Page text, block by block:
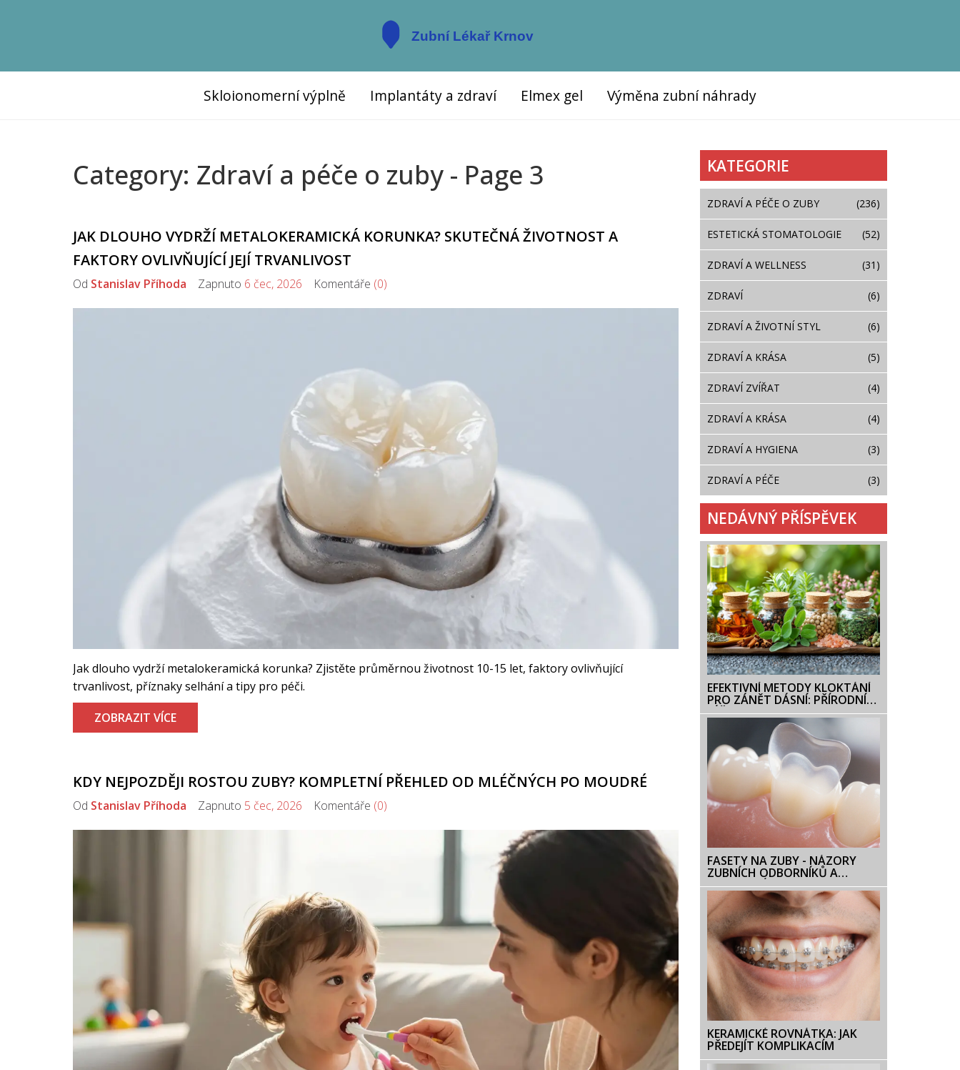
Skloionomerní výplně Implantáty a zdraví Elmex gel Výměna zubní náhrady
Category: Zdraví a péče o zuby - Page 3
JAK DLOUHO VYDRŽÍ METALOKERAMICKÁ KORUNKA? SKUTEČNÁ ŽIVOTNOST A
FAKTORY OVLIVŇUJÍCÍ JEJÍ TRVANLIVOST
Od Stanislav Příhoda Zapnuto 6 čec, 2026 Komentáře (0)
Jak dlouho vydrží metalokeramická korunka? Zjistěte průměrnou životnost 10-15 let, faktory ovlivňující
trvanlivost, příznaky selhání a tipy pro péči.
ZOBRAZIT VÍCE
KDY NEJPOZDĚJI ROSTOU ZUBY? KOMPLETNÍ PŘEHLED OD MLÉČNÝCH PO MOUDRÉ
Od Stanislav Příhoda Zapnuto 5 čec, 2026 Komentáře (0)
KATEGORIE
ZDRAVÍ A PÉČE O ZUBY (236)
ESTETICKÁ STOMATOLOGIE (52)
ZDRAVÍ A WELLNESS (31)
ZDRAVÍ (6)
ZDRAVÍ A ŽIVOTNÍ STYL (6)
ZDRAVÍ A KRÁSA (5)
ZDRAVÍ ZVÍŘAT (4)
ZDRAVÍ A KRÁSA (4)
ZDRAVÍ A HYGIENA (3)
ZDRAVÍ A PÉČE (3)
NEDÁVNÝ PŘÍSPĚVEK
EFEKTIVNÍ METODY KLOKTÁNÍ
PRO ZÁNĚT DÁSNÍ: PŘÍRODNÍ
LÉČBA A PREVENCE
FASETY NA ZUBY - NÁZORY
ZUBNÍCH ODBORNÍKŮ A
PRAKTICKÉ RADY
KERAMICKÉ ROVNÁTKA: JAK
PŘEDEJÍT KOMPLIKACÍM